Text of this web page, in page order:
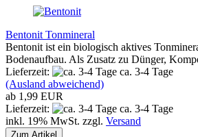
Bentonit Tonmineral
Bentonit ist ein biologisch aktives
Bodenaufbau. Als Zusatz zu Dünger,
Lieferzeit:
ca. 3-4 Tage
(Ausland abweichend)
ab 1,99 EUR
Lieferzeit:
ca. 3-4 Tage
inkl. 19% MwSt. zzgl. Versand
Zum Artikel